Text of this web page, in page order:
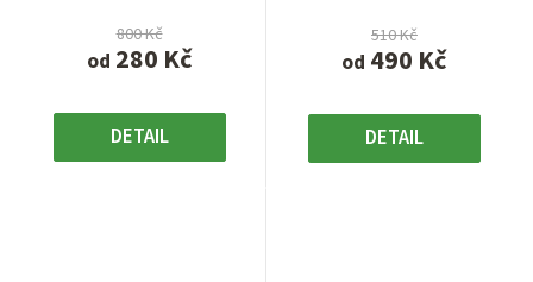
od 280 Kč
800 Kč
DETAIL
od 490 Kč
510 Kč
DETAIL